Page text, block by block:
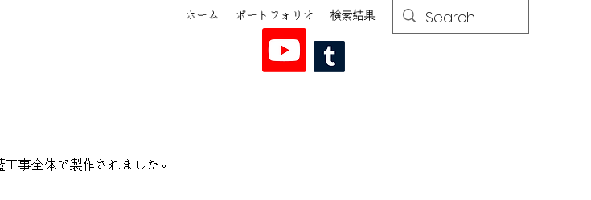
ホーム ポートフォリオ 検索結果
事全体で製作されました。